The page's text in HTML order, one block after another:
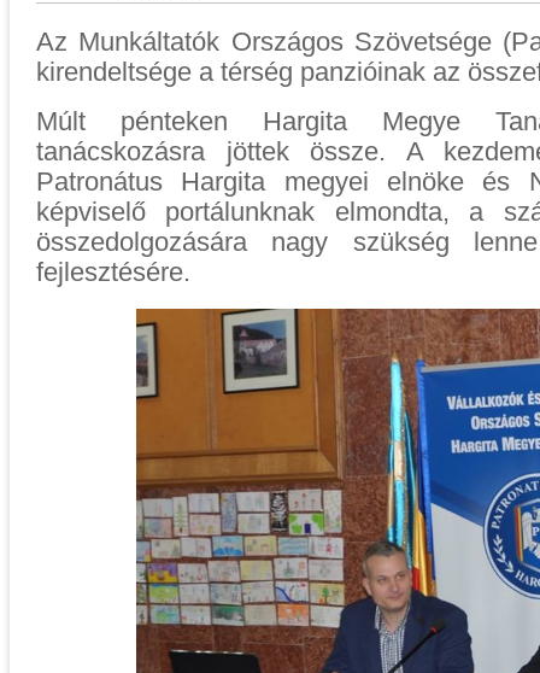
Az Munkáltatók Országos Szövetsége
kirendeltsége a térség panzióinak az
Múlt pénteken Hargita Megye
tanácskozásra jöttek össze. A
Patronátus Hargita megyei elnöke és
képviselő portálunknak elmondta, a
összedolgozására nagy szükség
fejlesztésére.